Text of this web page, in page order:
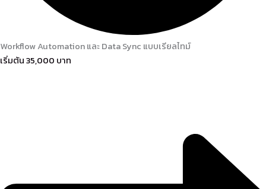
Workflow Automation และ Data Sync แบบเรียลไทม์
เริ่มต้น 35,000 บาท